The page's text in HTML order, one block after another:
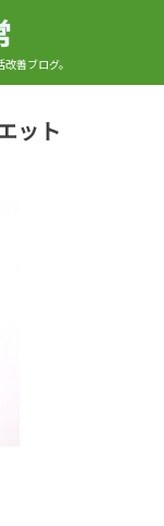
善ブログ。
ット